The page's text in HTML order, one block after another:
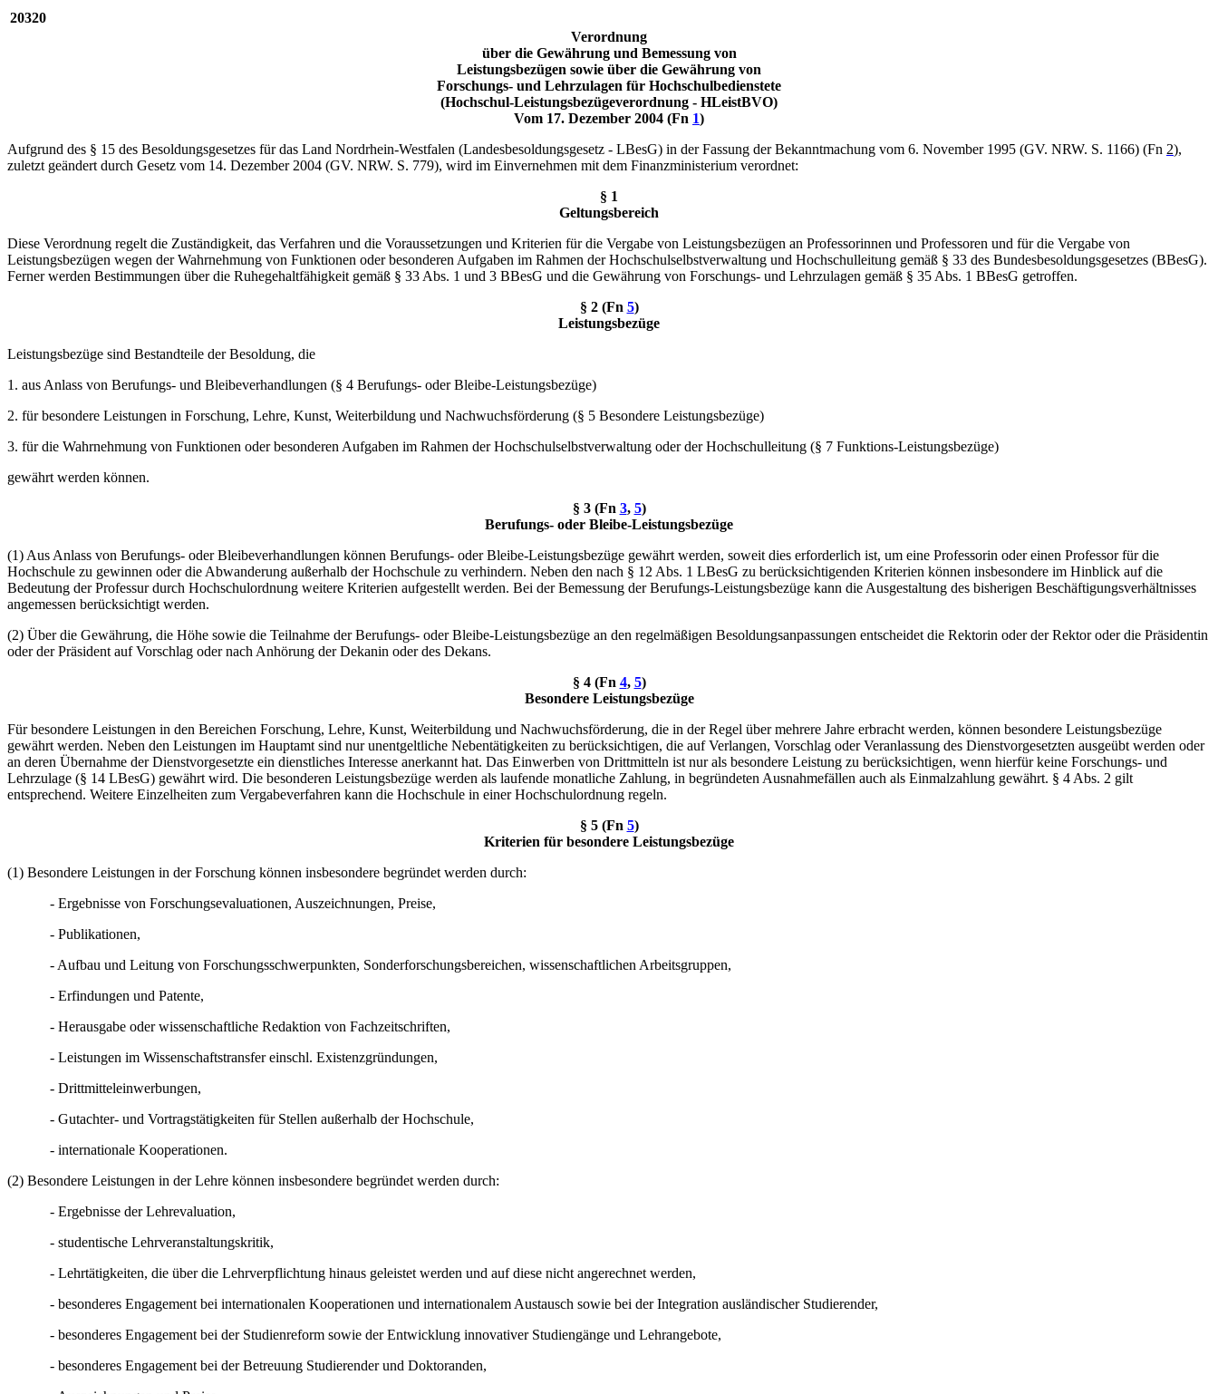
20320
Verordnung
über die Gewährung und Bemessung von
Leistungsbezügen sowie über die Gewährung von
Forschungs- und Lehrzulagen für Hochschulbedienstete
(Hochschul-Leistungsbezügeverordnung - HLeistBVO)
Vom 17. Dezember 2004 (Fn 1)
Aufgrund des § 15 des Besoldungsgesetzes für das Land Nordrhein-Westfalen (Landesbesoldungsgesetz - LBesG) in der Fassung der Bekanntmachung vom 6. November 1995 (GV. NRW. S. 1166) (Fn 2),
zuletzt geändert durch Gesetz vom 14. Dezember 2004 (GV. NRW. S. 779), wird im Einvernehmen mit dem Finanzministerium verordnet:
§ 1
Geltungsbereich
Diese Verordnung regelt die Zuständigkeit, das Verfahren und die Voraussetzungen und Kriterien für die Vergabe von Leistungsbezügen an Professorinnen und Professoren und für die Vergabe von
Leistungsbezügen wegen der Wahrnehmung von Funktionen oder besonderen Aufgaben im Rahmen der Hochschulselbstverwaltung und Hochschulleitung gemäß § 33 des Bundesbesoldungsgesetzes (BBesG).
Ferner werden Bestimmungen über die Ruhegehaltfähigkeit gemäß § 33 Abs. 1 und 3 BBesG und die Gewährung von Forschungs- und Lehrzulagen gemäß § 35 Abs. 1 BBesG getroffen.
§ 2 (Fn 5)
Leistungsbezüge
Leistungsbezüge sind Bestandteile der Besoldung, die
1. aus Anlass von Berufungs- und Bleibeverhandlungen (§ 4 Berufungs- oder Bleibe-Leistungsbezüge)
2. für besondere Leistungen in Forschung, Lehre, Kunst, Weiterbildung und Nachwuchsförderung (§ 5 Besondere Leistungsbezüge)
3. für die Wahrnehmung von Funktionen oder besonderen Aufgaben im Rahmen der Hochschulselbstverwaltung oder der Hochschulleitung (§ 7 Funktions-Leistungsbezüge)
gewährt werden können.
§ 3 (Fn 3, 5)
Berufungs- oder Bleibe-Leistungsbezüge
(1) Aus Anlass von Berufungs- oder Bleibeverhandlungen können Berufungs- oder Bleibe-Leistungsbezüge gewährt werden, soweit dies erforderlich ist, um eine Professorin oder einen Professor für die
Hochschule zu gewinnen oder die Abwanderung außerhalb der Hochschule zu verhindern. Neben den nach § 12 Abs. 1 LBesG zu berücksichtigenden Kriterien können insbesondere im Hinblick auf die
Bedeutung der Professur durch Hochschulordnung weitere Kriterien aufgestellt werden. Bei der Bemessung der Berufungs-Leistungsbezüge kann die Ausgestaltung des bisherigen Beschäftigungsverhältnisses
angemessen berücksichtigt werden.
(2) Über die Gewährung, die Höhe sowie die Teilnahme der Berufungs- oder Bleibe-Leistungsbezüge an den regelmäßigen Besoldungsanpassungen entscheidet die Rektorin oder der Rektor oder die Präsidentin
oder der Präsident auf Vorschlag oder nach Anhörung der Dekanin oder des Dekans.
§ 4 (Fn 4, 5)
Besondere Leistungsbezüge
Für besondere Leistungen in den Bereichen Forschung, Lehre, Kunst, Weiterbildung und Nachwuchsförderung, die in der Regel über mehrere Jahre erbracht werden, können besondere Leistungsbezüge
gewährt werden. Neben den Leistungen im Hauptamt sind nur unentgeltliche Nebentätigkeiten zu berücksichtigen, die auf Verlangen, Vorschlag oder Veranlassung des Dienstvorgesetzten ausgeübt werden oder
an deren Übernahme der Dienstvorgesetzte ein dienstliches Interesse anerkannt hat. Das Einwerben von Drittmitteln ist nur als besondere Leistung zu berücksichtigen, wenn hierfür keine Forschungs- und
Lehrzulage (§ 14 LBesG) gewährt wird. Die besonderen Leistungsbezüge werden als laufende monatliche Zahlung, in begründeten Ausnahmefällen auch als Einmalzahlung gewährt. § 4 Abs. 2 gilt
entsprechend. Weitere Einzelheiten zum Vergabeverfahren kann die Hochschule in einer Hochschulordnung regeln.
§ 5 (Fn 5)
Kriterien für besondere Leistungsbezüge
(1) Besondere Leistungen in der Forschung können insbesondere begründet werden durch:
- Ergebnisse von Forschungsevaluationen, Auszeichnungen, Preise,
- Publikationen,
- Aufbau und Leitung von Forschungsschwerpunkten, Sonderforschungsbereichen, wissenschaftlichen Arbeitsgruppen,
- Erfindungen und Patente,
- Herausgabe oder wissenschaftliche Redaktion von Fachzeitschriften,
- Leistungen im Wissenschaftstransfer einschl. Existenzgründungen,
- Drittmitteleinwerbungen,
- Gutachter- und Vortragstätigkeiten für Stellen außerhalb der Hochschule,
- internationale Kooperationen.
(2) Besondere Leistungen in der Lehre können insbesondere begründet werden durch:
- Ergebnisse der Lehrevaluation,
- studentische Lehrveranstaltungskritik,
- Lehrtätigkeiten, die über die Lehrverpflichtung hinaus geleistet werden und auf diese nicht angerechnet werden,
- besonderes Engagement bei internationalen Kooperationen und internationalem Austausch sowie bei der Integration ausländischer Studierender,
- besonderes Engagement bei der Studienreform sowie der Entwicklung innovativer Studiengänge und Lehrangebote,
- besonderes Engagement bei der Betreuung Studierender und Doktoranden,